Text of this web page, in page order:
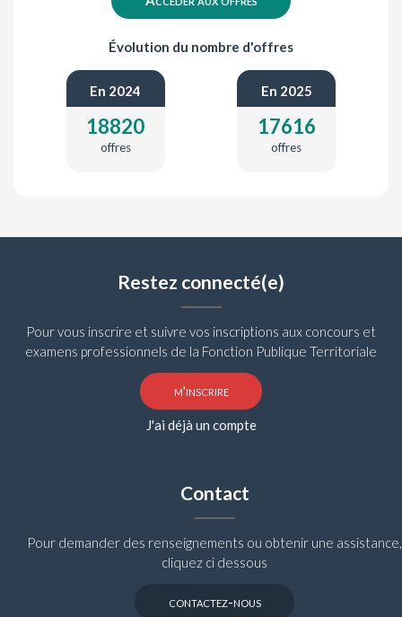
Évolution du nombre d'offres
En 2024
18820
offres
En 2025
17616
offres
Restez connecté(e)
Pour vous inscrire et suivre vos inscriptions aux concours et
examens professionnels de la Fonction Publique Territoriale
m'inscrire
J'ai déjà un compte
Contact
Pour demander des renseignements ou obtenir une assistance,
cliquez ci dessous
contactez-nous